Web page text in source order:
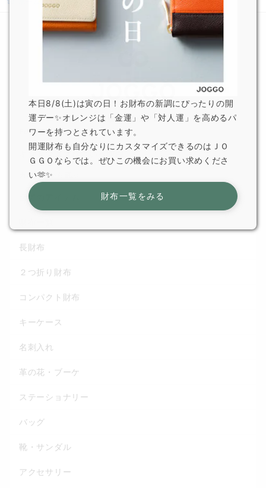
For Gift
ギフトで選ばれている理由
カテゴリから選ぶ
全てのアイテム
長財布
２つ折り財布
コンパクト財布
キーケース
名刺入れ
革の花・ブーケ
ステーショナリー
バッグ
靴・サンダル
アクセサリー
本日8/8(土)は寅の日！お財布の新調にぴったりの開
運デー✨オレンジは「金運」や「対人運」を高めるパ
ワーを持つとされています。
開運財布も自分なりにカスタマイズできるのはＪＯ
ＧＧＯならでは。ぜひこの機会にお買い求めくださ
い🫶✨
財布一覧をみる